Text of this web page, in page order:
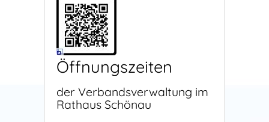
Öffnungszeiten
der Verbandsverwaltung im
Rathaus Schönau